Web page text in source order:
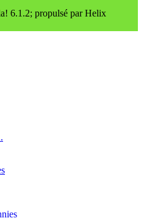
6.1.2; propulsé par Helix